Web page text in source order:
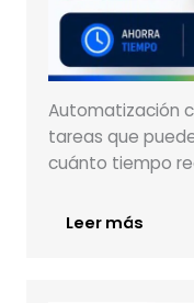
Automatización
tareas que
cuánto tiempo
Leer más